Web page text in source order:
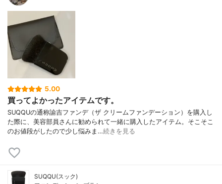
5.00
買ってよかったアイテムです。
SUQQUの通称諭吉ファンデ（ザ クリームファンデーション）を購入し
た際に、美容部員さんに勧められて一緒に購入したアイテム。そこそこ
のお値段がしたので少し悩みま…続きを見る
SUQQU(スック)